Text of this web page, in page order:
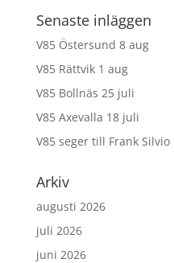
Senaste inläggen
V85 Östersund 8 aug
V85 Rättvik 1 aug
V85 Bollnäs 25 juli
V85 Axevalla 18 juli
V85 seger till Frank Silvio
Arkiv
augusti 2026
juli 2026
juni 2026